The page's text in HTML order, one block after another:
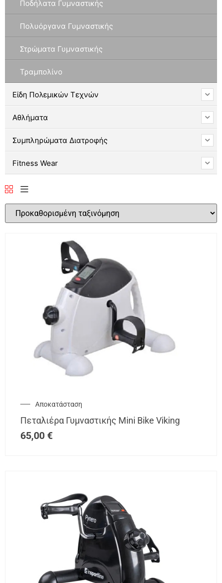
Ποδήλατα Γυμναστικής
Πολυόργανα Γυμναστικής
Στρώματα Γυμναστικής
Τραμπολίνο
Είδη Πολεμικών Τεχνών
Αθλήματα
Συμπληρώματα Διατροφής
Fitness Wear
Αποκατάσταση
Πεταλιέρα Γυμναστικής Mini Bike Viking
65,00 €